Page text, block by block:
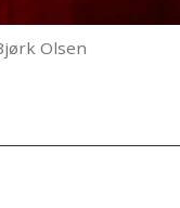
Olsen